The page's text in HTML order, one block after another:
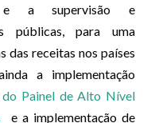
e a supervisão e
públicas, para uma
das receitas nos países
a implementação
do Painel de Alto Nível
e a implementação de